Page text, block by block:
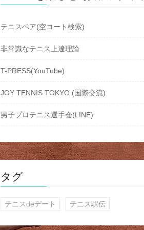
テニスベア(空コート検索)
非常識なテニス上達理論
T-PRESS(YouTube)
JOY TENNIS TOKYO (国際交流)
男子プロテニス選手会(LINE)
タグ
テニスdeデート テニス駅伝